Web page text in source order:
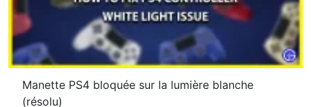
Manette PS4 bloquée sur la lumière blanche
(résolu)